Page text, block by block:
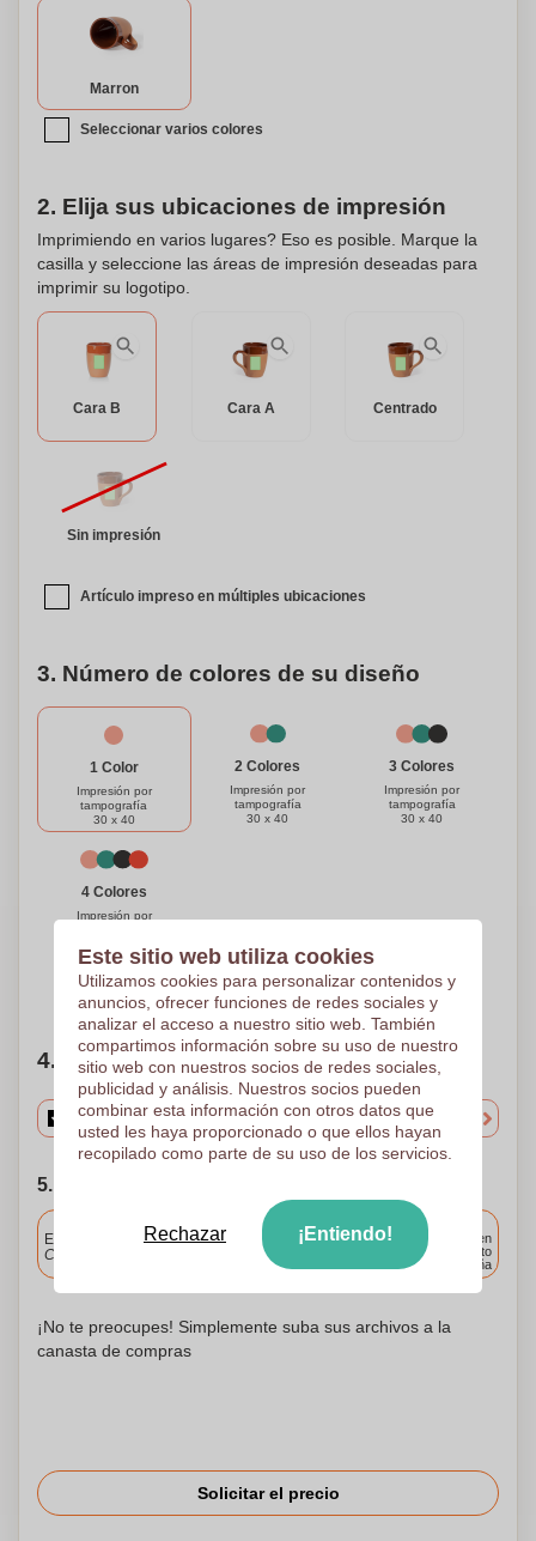
acabado kraft, adornada con una insignia 'Hecho en
Europa'.
Marron
Seleccionar varios colores
2. Elija sus ubicaciones de impresión
Imprimiendo en varios lugares? Eso es posible. Marque la
casilla y seleccione las áreas de impresión deseadas para
imprimir su logotipo.
Cara B Cara A Centrado
Sin impresión
Artículo impreso en múltiples ubicaciones
3. Número de colores de su diseño
1 Color
Impresión por
tampografía
30 x 40
2 Colores
Impresión por
tampografía
30 x 40
3 Colores
Impresión por
tampografía
30 x 40
4 Colores
Impresión por
¿Necesitas ayuda?Ayúdame a elegir
4. Elige tu cantidad
5. Elija su fecha de envío
Incluido
Entrega estándar
Cargue y apruebe sus archivos antes de las 9.30 a.m.
Entrega en
cualquier punto
de España
¡No te preocupes! Simplemente suba sus archivos a la
canasta de compras
Solicitar el precio
Este sitio web utiliza cookies
Utilizamos cookies para personalizar contenidos y
anuncios, ofrecer funciones de redes sociales y
analizar el acceso a nuestro sitio web. También
compartimos información sobre su uso de nuestro
sitio web con nuestros socios de redes sociales,
publicidad y análisis. Nuestros socios pueden
combinar esta información con otros datos que
usted les haya proporcionado o que ellos hayan
recopilado como parte de su uso de los servicios.
Rechazar ¡Entiendo!